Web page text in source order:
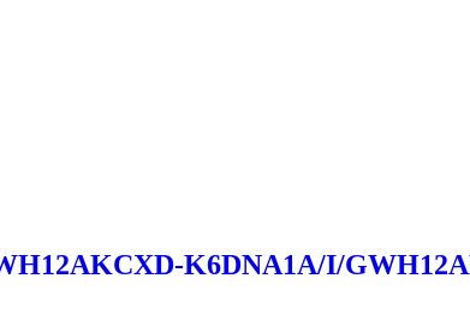
K6DNA1A/I/